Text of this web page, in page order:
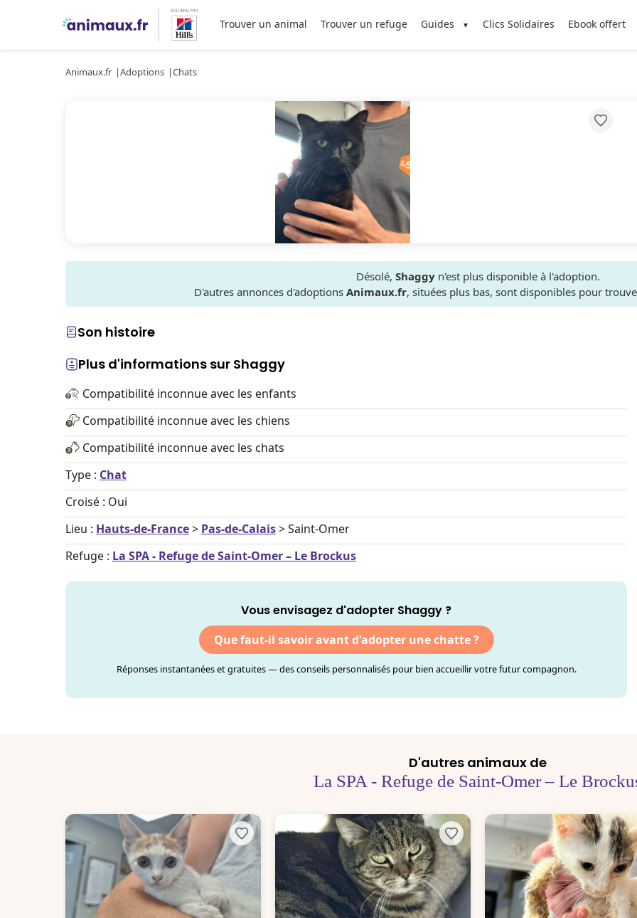
Trouver un animal Trouver un refuge Guides Clics Solidaires Ebook offert
Animaux.fr Adoptions Chats
Désolé, Shaggyn'est plus disponible à l'adoption.
D'autres annonces d'adoptions Animaux.fr, situées plus bas, sont disponibles pour
Son histoire
Plus d'informations sur Shaggy
Compatibilité inconnue avec les enfants
Compatibilité inconnue avec les chiens
Compatibilité inconnue avec les chats
Type : Chat
Croisé : Oui
Lieu : Hauts-de-France> Pas-de-Calais> Saint-Omer
Refuge : La SPA - Refuge de Saint-Omer – Le Brockus
Vous envisagez d'adopter Shaggy ?
Que faut-il savoir avant d'adopter une chatte ?
Réponses instantanées et gratuites — des conseils personnalisés pour bien accueillir votre futur compagnon.
D'autres animaux de
La SPA - Refuge de Saint-Omer – Le